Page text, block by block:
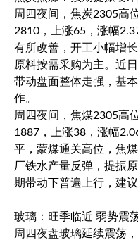
周四夜间，焦炭2305高
2810，上涨65，涨幅
有所改善，开工小幅增
原料按需采购为主。近
带动盘面整体走强，基
作。
周四夜间，焦煤2305高
1887，上涨38，涨幅
平，蒙煤通关高位，焦
厂铁水产量反弹，提振
期带动下普遍上行，建议
玻璃：旺季临近 弱势震
周四夜盘玻璃延续震荡